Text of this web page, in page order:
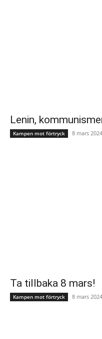
Lenin,
Kampen mot förtryck 8 mars 2024
Ta tillbaka 8 mars!
Kampen mot förtryck 8 mars 2024